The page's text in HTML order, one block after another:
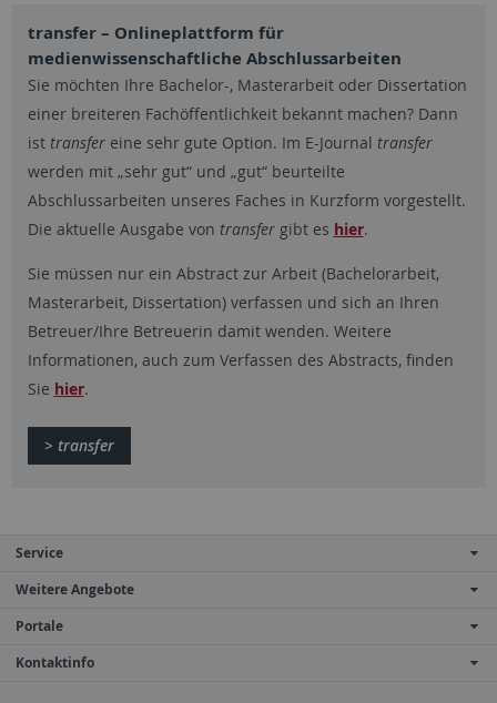
transfer – Onlineplattform für
medienwissenschaftliche Abschlussarbeiten
Sie möchten Ihre Bachelor-, Masterarbeit oder Dissertation
einer breiteren Fachöffentlichkeit bekannt machen? Dann
ist transfer eine sehr gute Option. Im E-Journal transfer
werden mit „sehr gut“ und „gut“ beurteilte
Abschlussarbeiten unseres Faches in Kurzform vorgestellt.
Die aktuelle Ausgabe von transfer gibt es hier.
Sie müssen nur ein Abstract zur Arbeit (Bachelorarbeit,
Masterarbeit, Dissertation) verfassen und sich an Ihren
Betreuer/Ihre Betreuerin damit wenden. Weitere
Informationen, auch zum Verfassen des Abstracts, finden
Sie hier.
> transfer
Service
Weitere Angebote
Portale
Kontaktinfo